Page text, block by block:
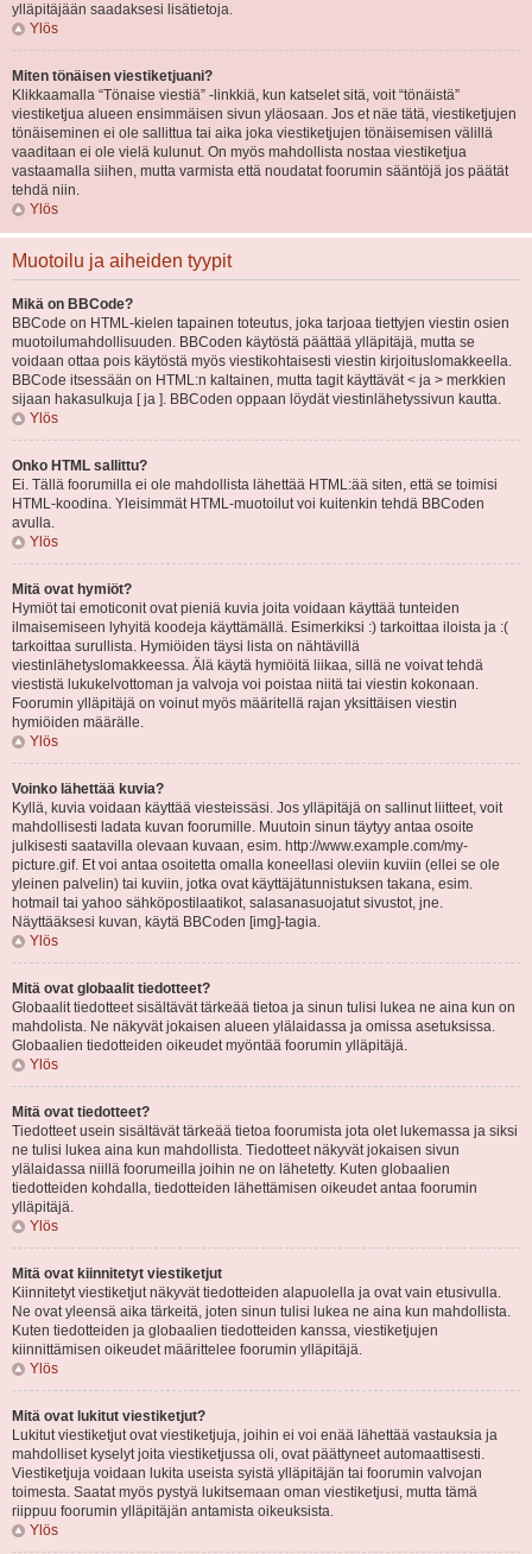
ylläpitäjään saadaksesi lisätietoja.
Ylös
Miten tönäisen viestiketjuani?
Klikkaamalla “Tönaise viestiä” -linkkiä, kun katselet sitä, voit “tönäistä”
viestiketjua alueen ensimmäisen sivun yläosaan. Jos et näe tätä, viestiketjujen
tönäiseminen ei ole sallittua tai aika joka viestiketjujen tönäisemisen välillä
vaaditaan ei ole vielä kulunut. On myös mahdollista nostaa viestiketjua
vastaamalla siihen, mutta varmista että noudatat foorumin sääntöjä jos päätät
tehdä niin.
Ylös
Muotoilu ja aiheiden tyypit
Mikä on BBCode?
BBCode on HTML-kielen tapainen toteutus, joka tarjoaa tiettyjen viestin osien
muotoilumahdollisuuden. BBCoden käytöstä päättää ylläpitäjä, mutta se
voidaan ottaa pois käytöstä myös viestikohtaisesti viestin kirjoituslomakkeella.
BBCode itsessään on HTML:n kaltainen, mutta tagit käyttävät < ja > merkkien
sijaan hakasulkuja [ ja ]. BBCoden oppaan löydät viestinlähetyssivun kautta.
Ylös
Onko HTML sallittu?
Ei. Tällä foorumilla ei ole mahdollista lähettää HTML:ää siten, että se toimisi
HTML-koodina. Yleisimmät HTML-muotoilut voi kuitenkin tehdä BBCoden
avulla.
Ylös
Mitä ovat hymiöt?
Hymiöt tai emoticonit ovat pieniä kuvia joita voidaan käyttää tunteiden
ilmaisemiseen lyhyitä koodeja käyttämällä. Esimerkiksi :) tarkoittaa iloista ja :(
tarkoittaa surullista. Hymiöiden täysi lista on nähtävillä
viestinlähetyslomakkeessa. Älä käytä hymiöitä liikaa, sillä ne voivat tehdä
viestistä lukukelvottoman ja valvoja voi poistaa niitä tai viestin kokonaan.
Foorumin ylläpitäjä on voinut myös määritellä rajan yksittäisen viestin
hymiöiden määrälle.
Ylös
Voinko lähettää kuvia?
Kyllä, kuvia voidaan käyttää viesteissäsi. Jos ylläpitäjä on sallinut liitteet, voit
mahdollisesti ladata kuvan foorumille. Muutoin sinun täytyy antaa osoite
julkisesti saatavilla olevaan kuvaan, esim. http://www.example.com/my-
picture.gif. Et voi antaa osoitetta omalla koneellasi oleviin kuviin (ellei se ole
yleinen palvelin) tai kuviin, jotka ovat käyttäjätunnistuksen takana, esim.
hotmail tai yahoo sähköpostilaatikot, salasanasuojatut sivustot, jne.
Näyttääksesi kuvan, käytä BBCoden [img]-tagia.
Ylös
Mitä ovat globaalit tiedotteet?
Globaalit tiedotteet sisältävät tärkeää tietoa ja sinun tulisi lukea ne aina kun on
mahdolista. Ne näkyvät jokaisen alueen ylälaidassa ja omissa asetuksissa.
Globaalien tiedotteiden oikeudet myöntää foorumin ylläpitäjä.
Ylös
Mitä ovat tiedotteet?
Tiedotteet usein sisältävät tärkeää tietoa foorumista jota olet lukemassa ja siksi
ne tulisi lukea aina kun mahdollista. Tiedotteet näkyvät jokaisen sivun
ylälaidassa niillä foorumeilla joihin ne on lähetetty. Kuten globaalien
tiedotteiden kohdalla, tiedotteiden lähettämisen oikeudet antaa foorumin
ylläpitäjä.
Ylös
Mitä ovat kiinnitetyt viestiketjut
Kiinnitetyt viestiketjut näkyvät tiedotteiden alapuolella ja ovat vain etusivulla.
Ne ovat yleensä aika tärkeitä, joten sinun tulisi lukea ne aina kun mahdollista.
Kuten tiedotteiden ja globaalien tiedotteiden kanssa, viestiketjujen
kiinnittämisen oikeudet määrittelee foorumin ylläpitäjä.
Ylös
Mitä ovat lukitut viestiketjut?
Lukitut viestiketjut ovat viestiketjuja, joihin ei voi enää lähettää vastauksia ja
mahdolliset kyselyt joita viestiketjussa oli, ovat päättyneet automaattisesti.
Viestiketjuja voidaan lukita useista syistä ylläpitäjän tai foorumin valvojan
toimesta. Saatat myös pystyä lukitsemaan oman viestiketjusi, mutta tämä
riippuu foorumin ylläpitäjän antamista oikeuksista.
Ylös